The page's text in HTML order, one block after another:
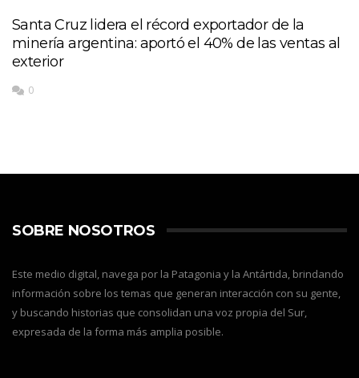
Santa Cruz lidera el récord exportador de la
minería argentina: aportó el 40% de las ventas al
exterior
0
SOBRE NOSOTROS
Este medio digital, navega por la Patagonia y la Antártida, brindando
información sobre los temas que generan interacción con su gente,
y buscando historias que consolidan una voz propia del Sur,
expresada de la forma más amplia posible.